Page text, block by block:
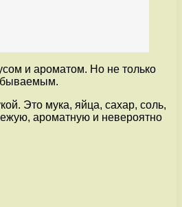
и ароматом. Но не только
Это мука, яйца, сахар, соль,
ароматную и невероятно